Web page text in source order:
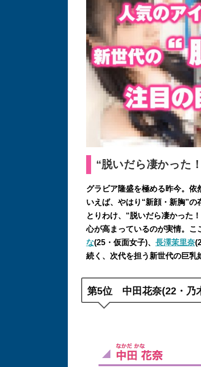
“脱いだら凄かった！
グラビア隆盛を極める昨今。依
いえば、やはり “新顔・新胸”の
とりわけ、 “脱いだら凄かった！
心が高まっているのが実情。こ
な(25・仮面女子)、 長澤茉里奈
続く、次代を担う新世代の巨乳
第5位 中田花奈(22・乃